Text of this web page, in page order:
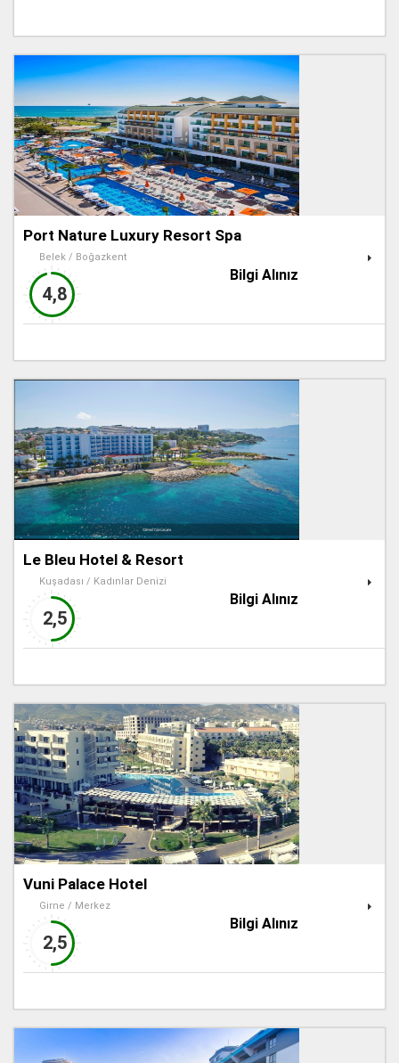
Port Nature Luxury Resort Spa
Belek / Boğazkent
4,8
Bilgi Alınız
Le Bleu Hotel & Resort
Kuşadası / Kadınlar Denizi
2,5
Bilgi Alınız
Vuni Palace Hotel
Girne / Merkez
2,5
Bilgi Alınız